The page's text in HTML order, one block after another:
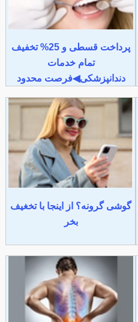
پرداخت قسطی و 25% تخفیف
تمام خدمات
دندانپزشکی◀فرصت محدود
گوشی گرونه؟ از اینجا با تخغیف
بخر